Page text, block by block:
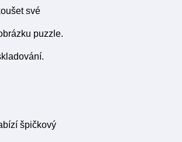
své
puzzle.
špičkový